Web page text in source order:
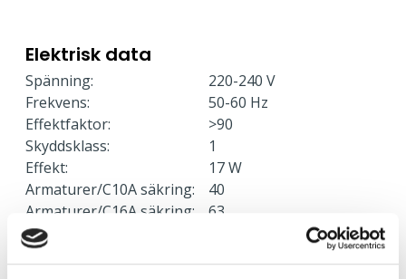
Elektrisk data
Spänning:
220-240 V
Frekvens:
50-60 Hz
Effektfaktor:
>90
Skyddsklass:
1
Effekt:
17 W
Armaturer/C10A säkring:
40
Armaturer/C16A säkring:
63
Armaturer/B10A säkring:
Armaturer/B16A säkring: